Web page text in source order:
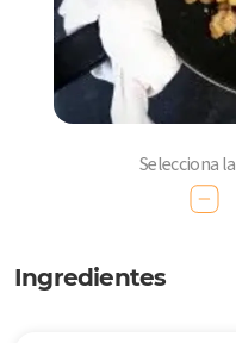
Selecciona
Ingredientes